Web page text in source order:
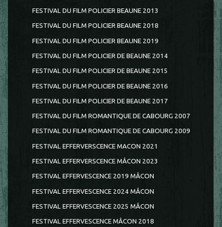
FESTIVAL DU FILM POLICIER BEAUNE 2013
FESTIVAL DU FILM POLICIER BEAUNE 2018
FESTIVAL DU FILM POLICIER BEAUNE 2019
FESTIVAL DU FILM POLICIER DE BEAUNE 2014
FESTIVAL DU FILM POLICIER DE BEAUNE 2015
FESTIVAL DU FILM POLICIER DE BEAUNE 2016
FESTIVAL DU FILM POLICIER DE BEAUNE 2017
FESTIVAL DU FILM ROMANTIQUE DE CABOURG 2007
FESTIVAL DU FILM ROMANTIQUE DE CABOURG 2009
FESTIVAL EFFERVERSCENCE MACON 2021
FESTIVAL EFFERVERSCENCE MÂCON 2023
FESTIVAL EFFERVESCENCE 2019 MÂCON
FESTIVAL EFFERVESCENCE 2024 MÂCON
FESTIVAL EFFERVESCENCE 2025 MÂCON
FESTIVAL EFFERVESCENCE MÂCON 2018